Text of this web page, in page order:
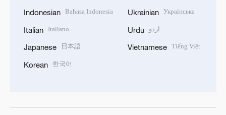
Indonesian Bahasa Indonesia
Italian Italiano
Japanese 日本語
Korean 한국어
Ukrainian Українська
Urdu اردو
Vietnamese Tiếng Việt